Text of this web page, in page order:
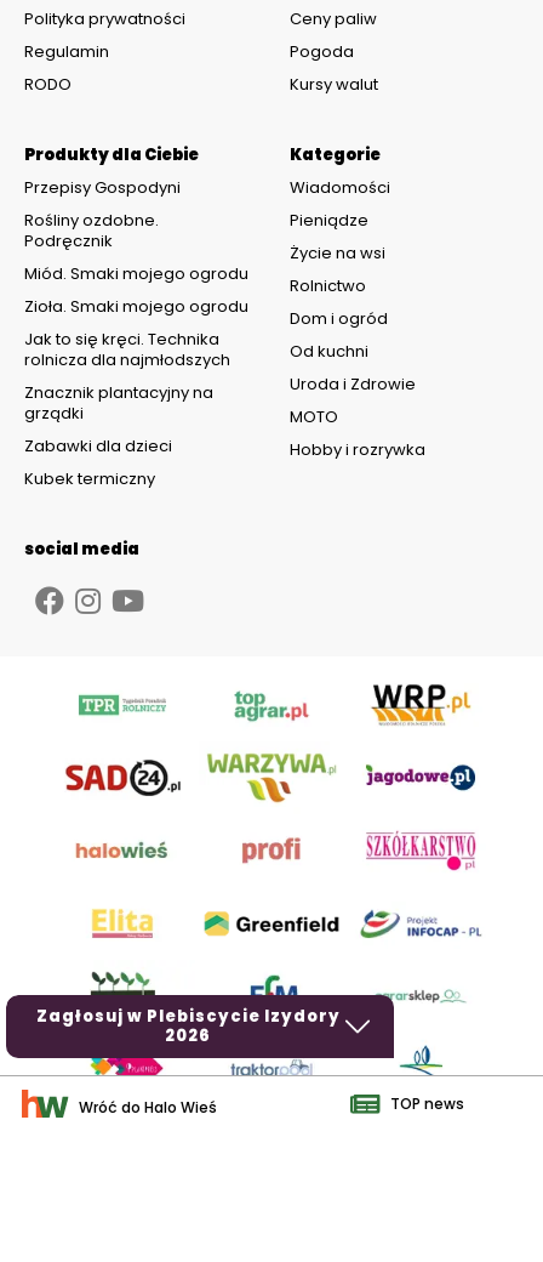
Zagłosuj w Plebiscycie Izydory
2026
Polityka prywatności
Regulamin
RODO
Kategorie
Wiadomości
Pieniądze
Życie na wsi
Rolnictwo
Dom i ogród
Od kuchni
Uroda i Zdrowie
MOTO
Hobby i rozrywka
Produkty dla Ciebie
Przepisy Gospodyni
Rośliny ozdobne.
Podręcznik
Miód. Smaki mojego ogrodu
Zioła. Smaki mojego ogrodu
Jak to się kręci. Technika
rolnicza dla najmłodszych
Znacznik plantacyjny na
grządki
Zabawki dla dzieci
Kubek termiczny
Ceny paliw
Pogoda
Kursy walut
social media
Wróć do Halo Wieś TOP news